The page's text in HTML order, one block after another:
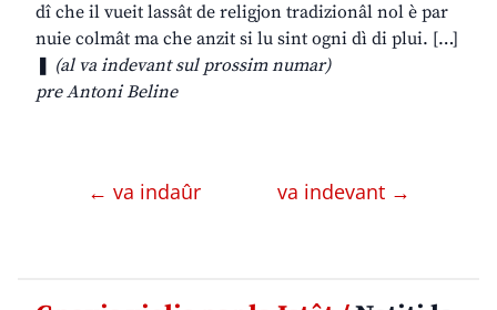
dî che il vueit lassât de religjon tradizionâl nol è par
nuie colmât ma che anzit si lu sint ogni dì di plui. […]
(al va indevant sul prossim numar)
pre Antoni Beline
← va indaûr va indevant →